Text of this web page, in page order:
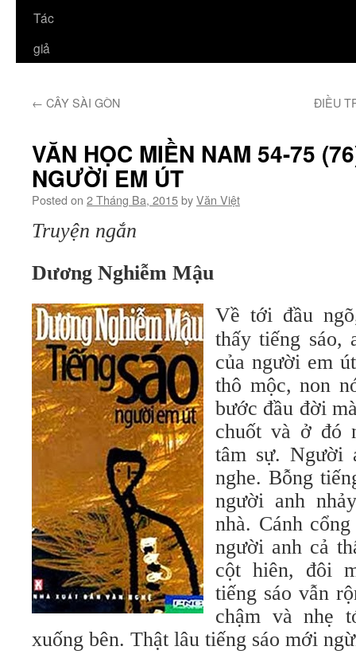
Tác
giả
← CÂY SÀI GÒN ĐIỀU
VĂN HỌC MIỀN NAM 54-75
NGƯỜI EM ÚT
Posted on 2 Tháng Ba, 2015byVăn Việt
Truyện ngắn
Dương Nghiễm Mậu
Về tới đầu
thấy tiếng sáo,
của người em
thô mộc, non
bước đầu đời
chuốt và ở đó
tâm sự. Người
nghe. Bỗng
người anh
nhà. Cánh
người anh cả
cột hiên, đôi
tiếng sáo vẫn
chậm và nhẹ
xuống bên. Thật lâu tiếng sáo mới